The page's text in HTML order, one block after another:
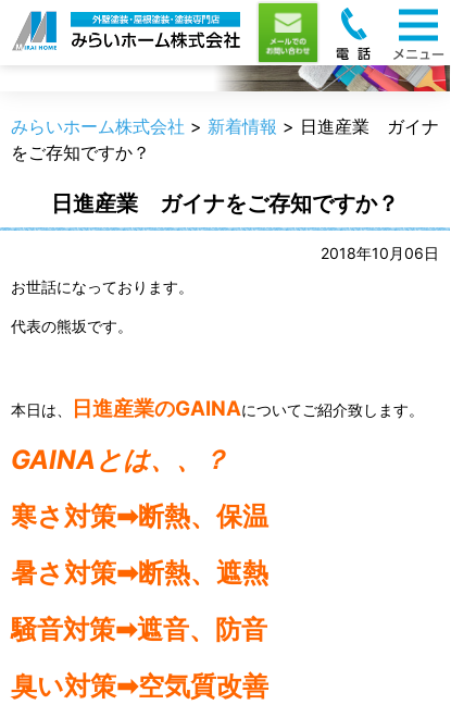
新着情報
みらいホーム株式会社 > 新着情報 > 日進産業 ガイナ
をご存知ですか？
日進産業 ガイナをご存知ですか？
2018年10月06日
お世話になっております。
代表の熊坂です。
本日は、 日進産業のGAINAについてご紹介致します。
GAINAとは、、？
寒さ対策➡断熱、保温
暑さ対策➡断熱、遮熱
騒音対策➡遮音、防音
臭い対策➡空気質改善